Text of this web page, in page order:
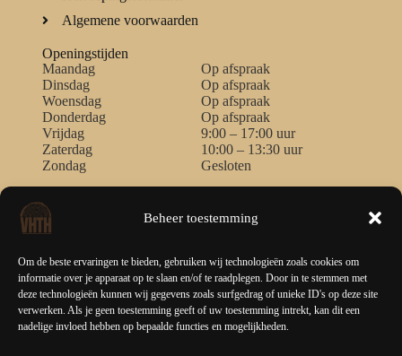
Beheer toestemming
Om de beste ervaringen te bieden, gebruiken wij technologieën zoals cookies om
informatie over je apparaat op te slaan en/of te raadplegen. Door in te stemmen met
deze technologieën kunnen wij gegevens zoals surfgedrag of unieke ID's op deze site
verwerken. Als je geen toestemming geeft of uw toestemming intrekt, kan dit een
nadelige invloed hebben op bepaalde functies en mogelijkheden.
Algemene voorwaarden
Openingstijden
Maandag
Dinsdag
Woensdag
Donderdag
Vrijdag
Zaterdag
Zondag
Op afspraak
Op afspraak
Op afspraak
Op afspraak
9:00 – 17:00 uur
10:00 – 13:30 uur
Gesloten
Zendmastweg - 9
Liever bellen?
+31 (0) 640 187 242
Stuur een mailtje naar
info@vanhouttothandel.nl
Direct chatten?